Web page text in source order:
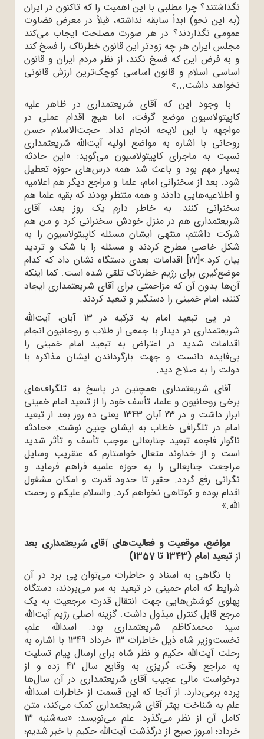
نگذاشتند؟ چرا مطلبی با این اهمیت را که تاکنون در ایران
(به این نحو) ابداً سابقه نداشته، قبلاً در معرض قضاوت
عمومی نگذاردند؟ در هر صورت مصلحت ایجاب می‌کند
مجلس ایران هر چه زودتر این قانون خطرناک را فسخ کند
و به فرض این که فسخ نکند، از نظر مردم ایران و قانون
اساسی اسلام و قانون اساسی کوچک‌ترین ارزش قانونی
نخواهد داشت...»
با وجود این که آقای شریعتمداری در ظاهر علیه
کاپیتولاسیون موضع گرفت، اما هیچ اقدام عملی در
مواجهه با این لایحه انجام نداد. حجت‌الاسلام حسن
روحانی با اشاره به مواضع اولیه آیت‌الله شریعتمداری
نسبت به ماجرای کاپیتولاسیون می‌گوید: «این‌ حادثه‌
بسیار مهم‌ بود و باعث‌ شد همه‌‌ درس‌های حوزه‌ تعطیل‌
شود. بعد از سخنرانی‌ امام‌، علما و مراجع‌ دیگر هم‌ اعلامیه‌
و اطلاعیه‌هایی دادند و همه‌ منتظر بودند که‌ بقیه‌‌ علما هم‌
سخنرانی‌ کنند. به‌ خاطر دارم‌ یک‌ روز بعد، آقای‌
شریعتمداری‌ هم‌ در منزل‌ خودش‌ سخنرانی‌ کرد و من‌ هم‌
شرکت‌ داشتم‌، منتهی‌ ایشان‌ مسئله‌ کاپیتولاسیون‌ را به‌
شکل‌ خاصی‌ مطرح‌ کردند و مسئله‌ را با شک‌ و تردید
بیان‌ کرد.»[22] اقدامات بعدی دستگاه نشان داد که کدام
موضع‌گیری برای رژیم خطرناک تلقی شده است. کما اینکه
آن‌ها بدون آن که مزاحمتی برای آقای شریعتمداری ایجاد
کنند، امام خمینی را دستگیر و تبعید کردند.
در پی تبعید امام به ترکیه در 13 آبان، آیت‌الله
شریعتمداری در دیدار با جمعی از طلاب و روحانیون انجام
اقدامات شدید در اعتراض به تبعید امام خمینی را
بی‌فایده دانست و جهت بازگرداندن ایشان مذاکره با
دولت را به صلاح دید.
آقای شریعتمداری همچنین در پاسخ به تلگراف‌های
برخی روحانیون و علما، تأسف خود را از تبعید امام خمینی
ابراز داشت و در 23 آبان 1343 یعنی ده روز بعد از تبعید
امام در تلگرافی خطاب به ایشان چنین نوشت: «حادثه‌
ناگوار فاجعه‌ تبعید جنابعالی موجب تأسف و تأثر شدید
است و از خداوند متعال خواستارم که عنقریب وسایل
مراجعت جنابعالی را به حوزه‌ علمیه فراهم فرماید و
نگرانی رفع گردد. حقیر تا حدود قدرت و امکان مشغول
اقدام بوده و کوتاهی نخواهم کرد. والسلام علیکم و رحمت
الله.»
مواضع، موقعیت و فعالیت‌های آقای شریعتمداری بعد
از تبعید امام (1343 تا 1357)
با نگاهی به اسناد و خاطرات می‌توان پی برد در آن
شرایط که امام خمینی در تبعید به سر می‌بردند، دستگاه
پهلوی کوشش‌هایی جهت انتقال قدرت مرجعیت به یک
مرجع قابل کنترل مبذول داشت. گزینه اصلی رژیم آیت‌الله
سید محمدکاظم شریعتمداری بود. اسدالله علم،
نخست‌وزیر شاه ذیل خاطرات 13 خرداد 1349 با اشاره به
رحلت آیت‌الله حکیم و نظر شاه برای ارسال پیام تسلیت
به مراجع وقت، گریزی به وقایع سال 42 زده و از
درخواست مالی عجیب آقای شریعتمداری در آن سال‌ها
پرده برمی‌دارد. از آنجا که این قسمت از خاطرات اسدالله
علم به شناخت بهتر آقای شریعتمداری کمک می‌کند، متن
کامل آن از نظر می‌گذرد. علم می‌نویسد: «سه‌شنبه 13
خرداد؛ امروز صبح از درگذشت آیت‌الله حکیم با خبر شدیم؛